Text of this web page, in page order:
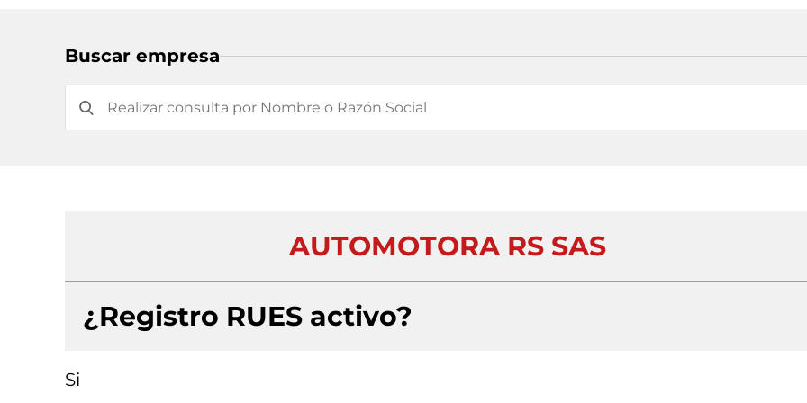
Buscar empresa
AUTOMOTORA RS SAS
¿Registro RUES activo?
Si